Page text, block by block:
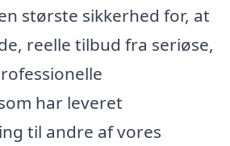
største sikkerhed for, at
reelle tilbud fra seriøse,
har leveret
til andre af vores